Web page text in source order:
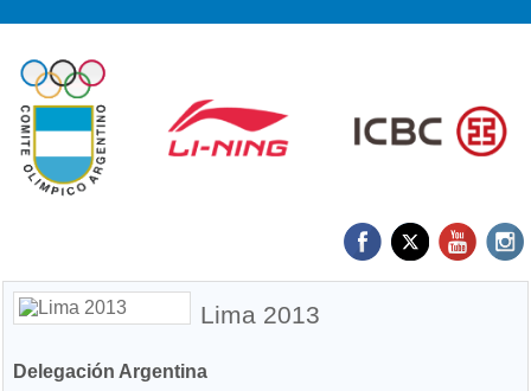
Lima 2013
Delegación Argentina